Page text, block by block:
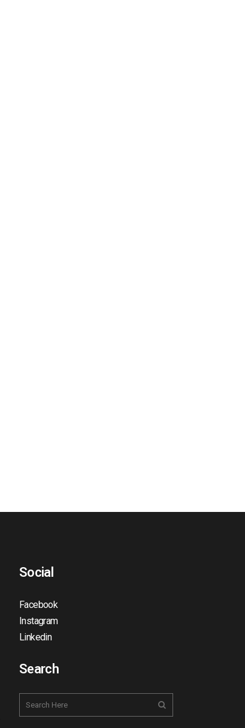
Social
Facebook
Instagram
Linkedin
Search